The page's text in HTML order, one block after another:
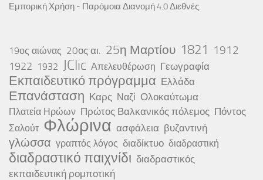
Εμπορική Χρήση - Παρόμοια Διανομή 4.0 Διεθνές.
19ος αιώνας 20ος αι. 25η Μαρτίου 1821 1912
1922 1932 JClic Απελευθέρωση Γεωγραφία
Εκπαιδευτικό πρόγραμμα Ελλάδα
Επανάσταση Καρς Ναζί Ολοκαύτωμα
Πλατεία Ηρώων Πρώτος Βαλκανικός πόλεμος Πόντος
Σαλούτ Φλώρινα ασφάλεια βυζαντινή
γλώσσα γραπτός λόγος διαδίκτυο διαδραστική
διαδραστικό παιχνίδι διαδραστικός
εκπαιδευτική ρομποτική